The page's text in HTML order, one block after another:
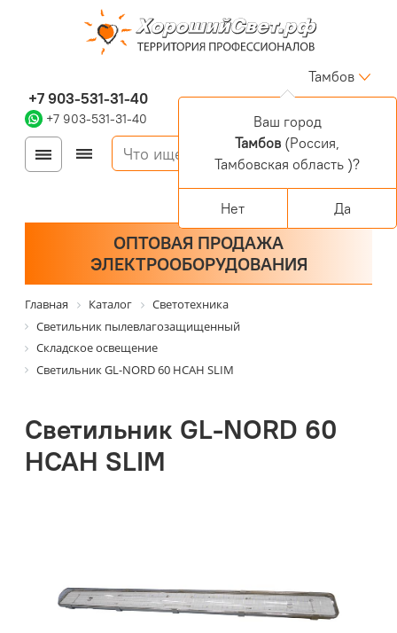
+7 903-531-31-40
+7 903-531-31-40
Тамбов
Войти
Регистрация
Корзина
0 позиций
ОПТОВАЯ ПРОДАЖА
ЭЛЕКТРООБОРУДОВАНИЯ
Главная Каталог
Светотехника
Светильник пылевлагозащищенный
Складское освещение
Светильник GL-NORD 60 НСАН SLIM
Светильник GL-NORD 60
НСАН SLIM
Ваш город
Тамбов (Россия,
Тамбовская область )?
Нет Да